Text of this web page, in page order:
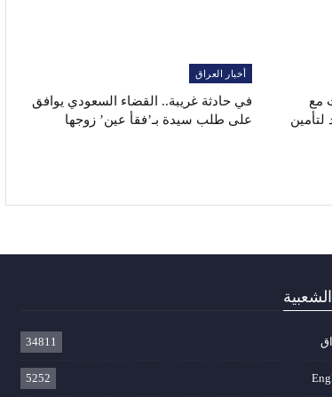
مع
لتأمين
أخبار العراق
في حادثة غريبة.. القضاء السعودي يوافق
على طلب سيدة بـ’فقأ عين’ زوجها
34811
5252